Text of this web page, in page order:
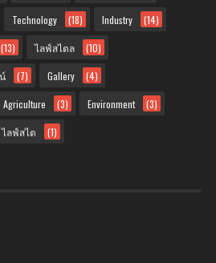
Technology (18) Industry (14)
(13) ไลฟ์สไตล (10)
(7) Gallery (4)
Agriculture (3) Environment (3)
ไลฟ์สไต (1)